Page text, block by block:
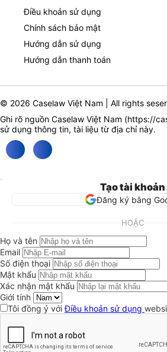
Điều khoản sử dụng
Chính sách bảo mật
Hướng dẫn sử dụng
Hướng dẫn thanh toán
© 2026 Caselaw Việt Nam | All rights
Ghi rõ nguồn Caselaw Việt Nam (https://
sử dụng thông tin, tài liệu từ địa chỉ này.
Tạo tài khoản
Đăng ký bằng
HOẶC
Họ và tên
Email
Số điện thoại
Mật khẩu
Xác nhận mật khẩu
Giới tính
Tôi đồng ý vớiĐiều khoản sử dụng